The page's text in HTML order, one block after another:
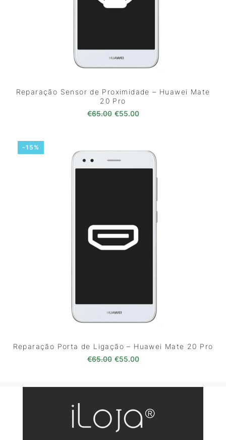
Reparação Sensor de Proximidade – Huawei Mate
20 Pro
€65.00 O preço original era: €65.00.
€55.00O preço atual é:
-15%
Reparação Porta de Ligação – Huawei Mate 20 Pro
€65.00 O preço original era: €65.00.
€55.00O preço atual é: